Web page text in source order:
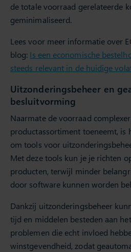
de totale voorraad gerelateerde
geminimaliseerd.
Lees voor meer informatie over
blog: Is een economische
steeds relevant in de huidige
Uitzonderingsbeheer en
besluitvorming
Naarmate de voorraad
productassortiment toeneemt, is
om tools voor
Met deze tools kun je je richten
producten, terwijl minder
door software kunnen worden
Dankzij uitzonderingsbeheer
tijd en middelen besteden aan
problemen die echt invloed
winstgevendheid, zodat